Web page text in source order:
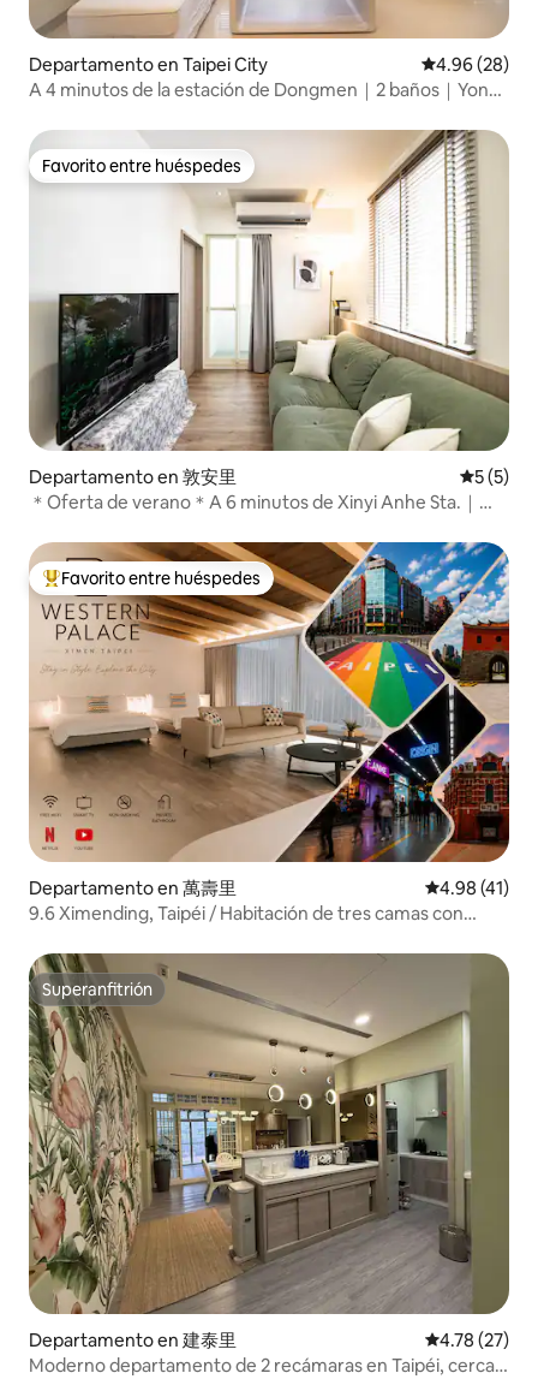
Departamento en Taipei City Calificación
4.96 (28)
A 4 minutos de la estación de Dongmen｜2 baños｜Yong
Favorito entre huéspedes
Favorito entre huéspedes
Departamento en 敦安里
5 (5)
＊Oferta de verano＊A 6 minutos de Xinyi Anhe Sta.｜
De los mejores en Favorito entre huéspedes
Favorito entre huéspedes
Departamento en 萬壽里 Calificación
4.98 (41)
9.6 Ximending, Taipéi / Habitación de tres camas con
Superanfitrión
Superanfitrión
Departamento en 建泰里 Calificación
4.78 (27)
Moderno departamento de 2 recámaras en Taipéi, cerca